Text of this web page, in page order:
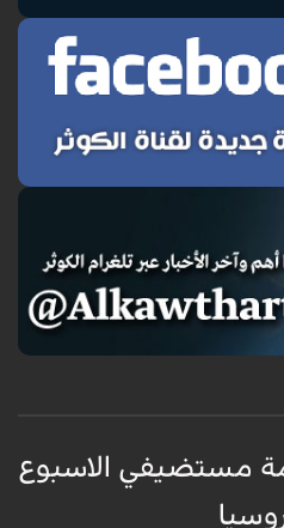
مستضيفي الاسبوع